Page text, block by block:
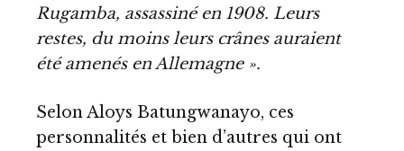
Rugamba, assassiné en 1908. Leurs
restes, du moins leurs crânes auraient
été amenés en Allemagne ».
Selon Aloys Batungwanayo, ces
personnalités et bien d’autres qui ont